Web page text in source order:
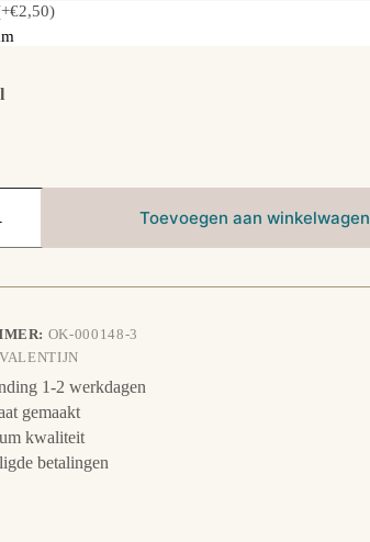
Toevoegen aan winkelwagen
OK-000148-3
VALENTIJN
1-2 werkdagen
gemaakt
kwaliteit
betalingen